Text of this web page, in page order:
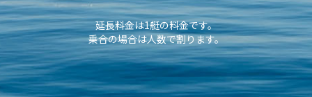
延長料金は1艇の料金です。
乗合の場合は人数で割ります。